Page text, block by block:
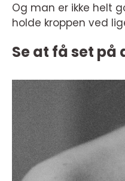
Og man er ikke helt
holde kroppen ved
Se at få set på